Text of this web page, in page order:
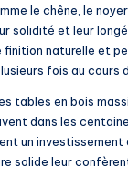
le chêne, le
solidité et leur
finition naturelle et
fois au cours
tables en bois
dans les
un investissement
solide leur